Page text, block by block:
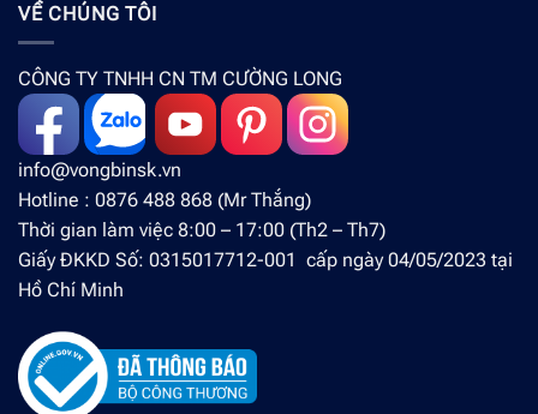
VỀ CHÚNG TÔI
CÔNG TY TNHH CN TM CƯỜNG LONG
info@vongbinsk.vn
Hotline : 0876 488 868 (Mr Thắng)
Thời gian làm việc 8:00 – 17:00 (Th2 – Th7)
Giấy ĐKKD Số: 0315017712-001 cấp ngày 04/05/2023 tại
Hồ Chí Minh